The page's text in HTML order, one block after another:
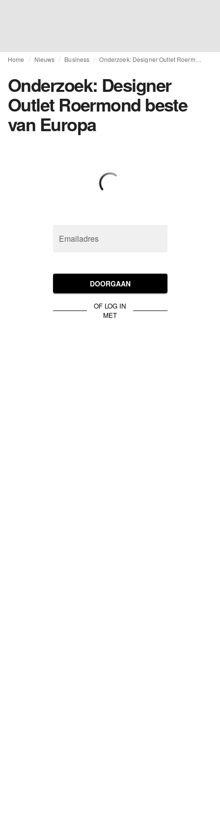
Home Nieuws Business
Onderzoek: Designer
Outlet Roermond beste
van Europa
Emailadres
DOORGAAN
OF LOG IN
MET